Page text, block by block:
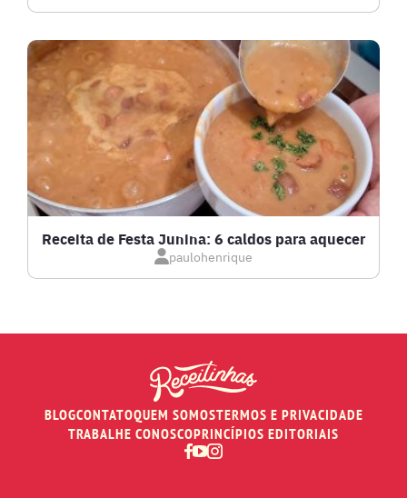
LANCHES
LASANHAS
LOW CARB
MASSAS E PASTAS
RECEITAS DE AIR FRYER
Receita de Festa Junina: 6 caldos para aquecer
paulohenrique
BLOGCONTATOQUEM SOMOSTERMOS E PRIVACIDADE
TRABALHE CONOSCOPRINCÍPIOS EDITORIAIS